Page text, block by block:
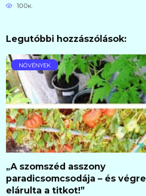
100к.
Legutóbbi hozzászólások:
NÖVÉNYEK
„A szomszéd asszony
paradicsomcsodája – és végre
elárulta a titkot!”